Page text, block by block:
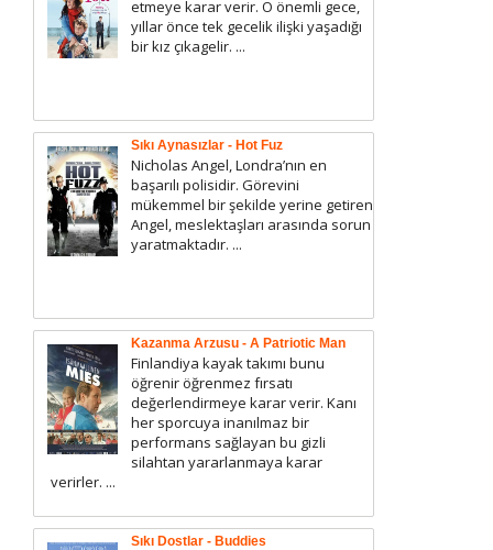
etmeye karar verir. O önemli gece,
yıllar önce tek gecelik ilişki yaşadığı
bir kız çıkagelir. ...
Sıkı Aynasızlar - Hot Fuz
Nicholas Angel, Londra’nın en
başarılı polisidir. Görevini
mükemmel bir şekilde yerine getiren
Angel, meslektaşları arasında sorun
yaratmaktadır. ...
Kazanma Arzusu - A Patriotic Man
Finlandiya kayak takımı bunu
öğrenir öğrenmez fırsatı
değerlendirmeye karar verir. Kanı
her sporcuya inanılmaz bir
performans sağlayan bu gizli
silahtan yararlanmaya karar
verirler. ...
Sıkı Dostlar - Buddies